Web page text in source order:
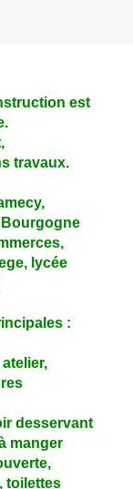
est
travaux.
lycée
:
desservant
manger
toilettes